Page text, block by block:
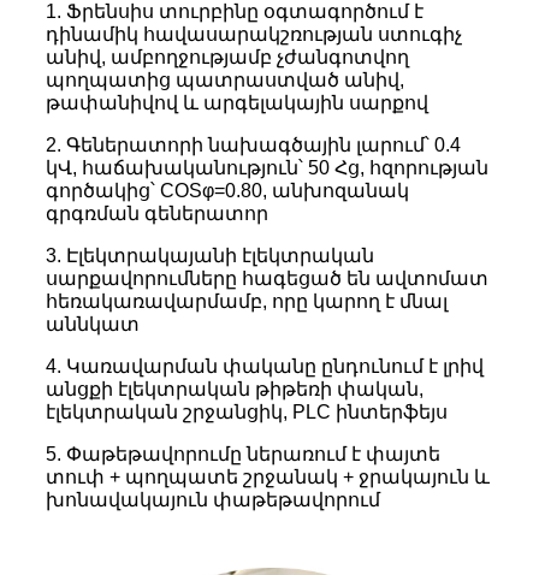
1. Ֆրենսիս տուրբինը օգտագործում է
դինամիկ հավասարակշռության ստուգիչ
անիվ, ամբողջությամբ չժանգոտվող
պողպատից պատրաստված անիվ,
թափանիվով և արգելակային սարքով
2. Գեներատորի նախագծային լարում՝ 0.4
կՎ, հաճախականություն՝ 50 Հց, հզորության
գործակից՝ COSφ=0.80, անխոզանակ
գրգռման գեներատոր
3. Էլեկտրակայանի էլեկտրական
սարքավորումները հագեցած են ավտոմատ
հեռակառավարմամբ, որը կարող է մնալ
աննկատ
4. Կառավարման փականը ընդունում է լրիվ
անցքի էլեկտրական թիթեռի փական,
էլեկտրական շրջանցիկ, PLC ինտերֆեյս
5. Փաթեթավորումը ներառում է փայտե
տուփ + պողպատե շրջանակ + ջրակայուն և
խոնավակայուն փաթեթավորում